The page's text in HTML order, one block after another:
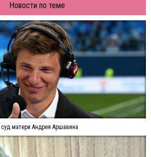
Новости по теме
матери Андрея Аршавина